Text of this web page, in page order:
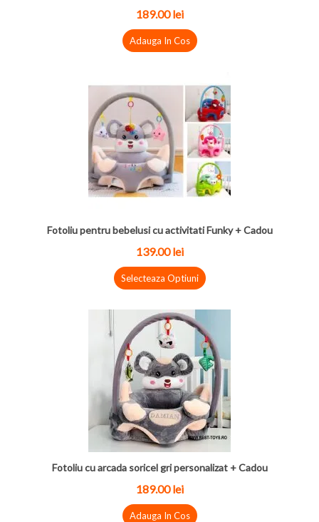
189.00 lei
Adauga In Cos
Fotoliu pentru bebelusi cu activitati Funky + Cadou
139.00 lei
Selecteaza Optiuni
Fotoliu cu arcada soricel gri personalizat + Cadou
189.00 lei
Adauga In Cos